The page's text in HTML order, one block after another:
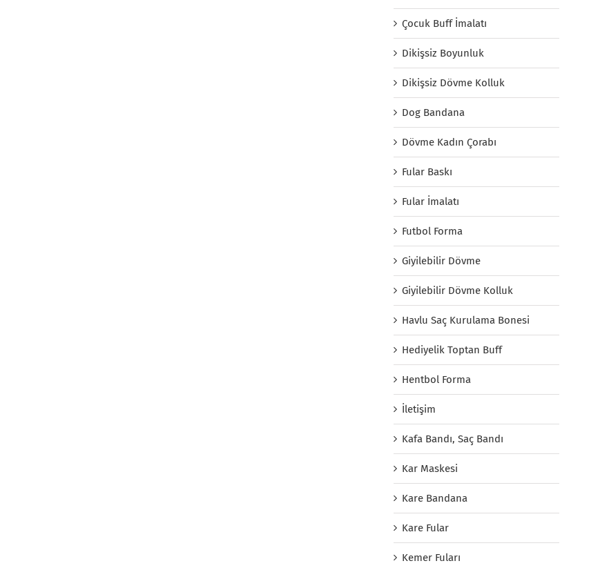
Çocuk Buff İmalatı
Dikişsiz Boyunluk
Dikişsiz Dövme Kolluk
Dog Bandana
Dövme Kadın Çorabı
Fular Baskı
Fular İmalatı
Futbol Forma
Giyilebilir Dövme
Giyilebilir Dövme Kolluk
Havlu Saç Kurulama Bonesi
Hediyelik Toptan Buff
Hentbol Forma
İletişim
Kafa Bandı, Saç Bandı
Kar Maskesi
Kare Bandana
Kare Fular
Kemer Fuları